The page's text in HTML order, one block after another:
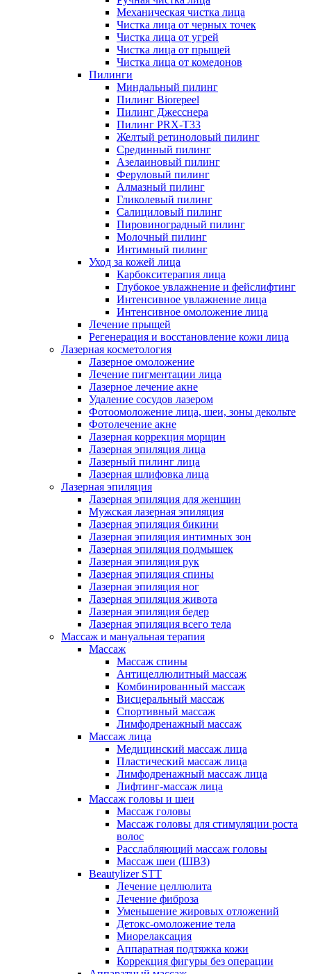
Механическая чистка лица
Чистка лица от черных точек
Чистка лица от угрей
Чистка лица от прыщей
Чистка лица от комедонов
Пилинги
Миндальный пилинг
Пилинг Biorepeel
Пилинг Джесснера
Пилинг PRX-T33
Желтый ретиноловый пилинг
Срединный пилинг
Азелаиновый пилинг
Феруловый пилинг
Алмазный пилинг
Гликолевый пилинг
Салициловый пилинг
Пировиноградный пилинг
Молочный пилинг
Интимный пилинг
Уход за кожей лица
Карбокситерапия лица
Глубокое увлажнение и фейслифтинг
Интенсивное увлажнение лица
Интенсивное омоложение лица
Лечение прыщей
Регенерация и восстановление кожи лица
Лазерная косметология
Лазерное омоложение
Лечение пигментации лица
Лазерное лечение акне
Удаление сосудов лазером
Фотоомоложение лица, шеи, зоны декольте
Фотолечение акне
Лазерная коррекция морщин
Лазерная эпиляция лица
Лазерный пилинг лица
Лазерная шлифовка лица
Лазерная эпиляция
Лазерная эпиляция для женщин
Мужская лазерная эпиляция
Лазерная эпиляция бикини
Лазерная эпиляция интимных зон
Лазерная эпиляция подмышек
Лазерная эпиляция рук
Лазерная эпиляция спины
Лазерная эпиляция ног
Лазерная эпиляция живота
Лазерная эпиляция бедер
Лазерная эпиляция всего тела
Массаж и мануальная терапия
Массаж
Массаж спины
Антицеллюлитный массаж
Комбинированный массаж
Висцеральный массаж
Спортивный массаж
Лимфодренажный массаж
Массаж лица
Медицинский массаж лица
Пластический массаж лица
Лимфодренажный массаж лица
Лифтинг-массаж лица
Массаж головы и шеи
Массаж головы
Массаж головы для стимуляции роста
волос
Расслабляющий массаж головы
Массаж шеи (ШВЗ)
Beautylizer STT
Лечение целлюлита
Лечение фиброза
Уменьшение жировых отложений
Детокс-омоложение тела
Миорелаксация
Аппаратная подтяжка кожи
Коррекция фигуры без операции